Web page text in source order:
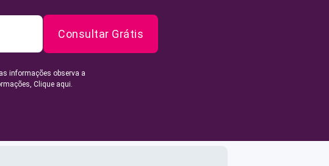
Consultar Grátis
informações observa a
Clique aqui.